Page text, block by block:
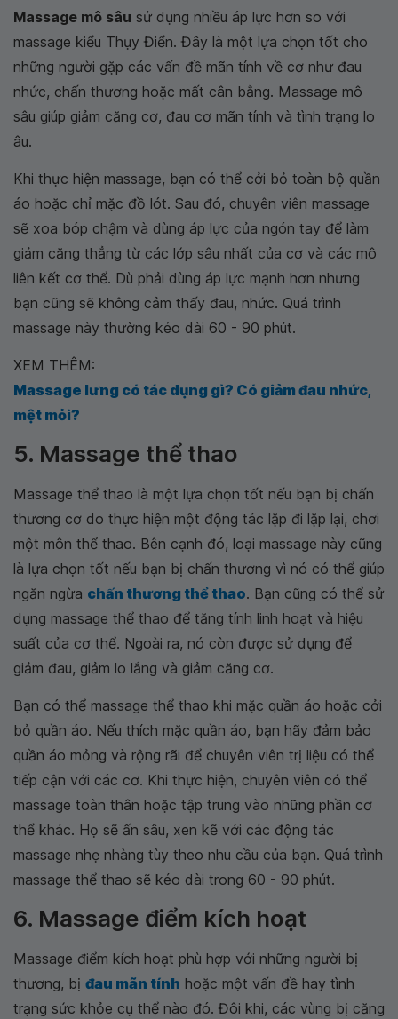
Massage mô sâu sử dụng nhiều áp lực hơn so với
massage kiểu Thụy Điển. Đây là một lựa chọn tốt cho
những người gặp các vấn đề mãn tính về cơ như đau
nhức, chấn thương hoặc mất cân bằng. Massage mô
sâu giúp giảm căng cơ, đau cơ mãn tính và tình trạng lo
âu.
Khi thực hiện massage, bạn có thể cởi bỏ toàn bộ quần
áo hoặc chỉ mặc đồ lót. Sau đó, chuyên viên massage
sẽ xoa bóp chậm và dùng áp lực của ngón tay để làm
giảm căng thẳng từ các lớp sâu nhất của cơ và các mô
liên kết cơ thể. Dù phải dùng áp lực mạnh hơn nhưng
bạn cũng sẽ không cảm thấy đau, nhức. Quá trình
massage này thường kéo dài 60 - 90 phút.
XEM THÊM:
Massage lưng có tác dụng gì? Có giảm đau nhức,
mệt mỏi?
5. Massage thể thao
Massage thể thao là một lựa chọn tốt nếu bạn bị chấn
thương cơ do thực hiện một động tác lặp đi lặp lại, chơi
một môn thể thao. Bên cạnh đó, loại massage này cũng
là lựa chọn tốt nếu bạn bị chấn thương vì nó có thể giúp
ngăn ngừa chấn thương thể thao. Bạn cũng có thể sử
dụng massage thể thao để tăng tính linh hoạt và hiệu
suất của cơ thể. Ngoài ra, nó còn được sử dụng để
giảm đau, giảm lo lắng và giảm căng cơ.
Bạn có thể massage thể thao khi mặc quần áo hoặc cởi
bỏ quần áo. Nếu thích mặc quần áo, bạn hãy đảm bảo
quần áo mỏng và rộng rãi để chuyên viên trị liệu có thể
tiếp cận với các cơ. Khi thực hiện, chuyên viên có thể
massage toàn thân hoặc tập trung vào những phần cơ
thể khác. Họ sẽ ấn sâu, xen kẽ với các động tác
massage nhẹ nhàng tùy theo nhu cầu của bạn. Quá trình
massage thể thao sẽ kéo dài trong 60 - 90 phút.
6. Massage điểm kích hoạt
Massage điểm kích hoạt phù hợp với những người bị
thương, bị đau mãn tính hoặc một vấn đề hay tình
trạng sức khỏe cụ thể nào đó. Đôi khi, các vùng bị căng